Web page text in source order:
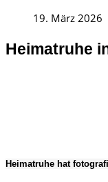
19. März 2026
Heimatruhe
Heimatruhe hat